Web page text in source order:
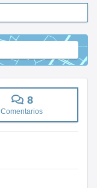
8
Comentarios